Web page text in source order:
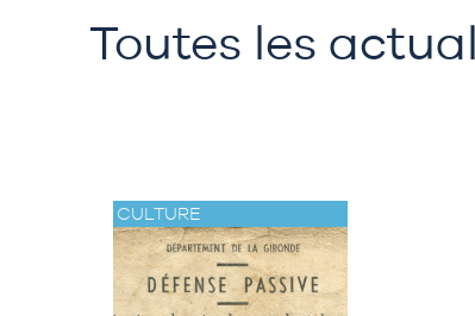
Toutes les
CULTURE